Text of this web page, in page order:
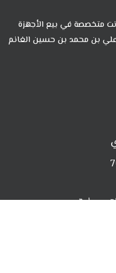
متخصصة في بيع الأجهزة
علي بن محمد بن حسين الغانم